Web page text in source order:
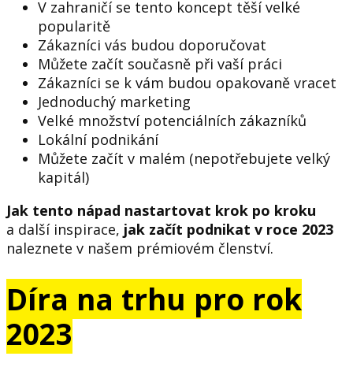
V zahraničí se tento koncept těší velké
popularitě
Zákazníci vás budou doporučovat
Můžete začít současně při vaší práci
Zákazníci se k vám budou opakovaně vracet
Jednoduchý marketing
Velké množství potenciálních zákazníků
Lokální podnikání
Můžete začít v malém (nepotřebujete velký
kapitál)
Jak tento nápad nastartovat krok po kroku
a další inspirace, jak začít podnikat v roce 2023
naleznete v našem prémiovém členství.
Díra na trhu pro rok
2023